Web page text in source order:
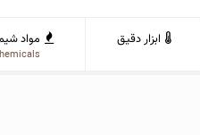
ابزار دقیق مواد